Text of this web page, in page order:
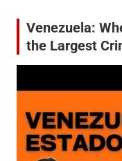
Venezuela:
the Largest